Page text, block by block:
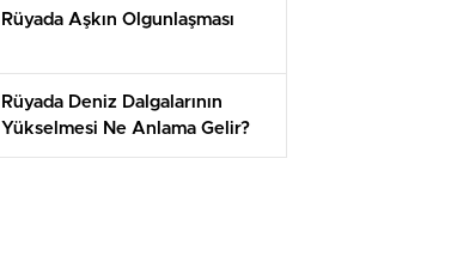
Rüyada Aşkın Olgunlaşması
Rüyada Deniz Dalgalarının
Yükselmesi Ne Anlama Gelir?